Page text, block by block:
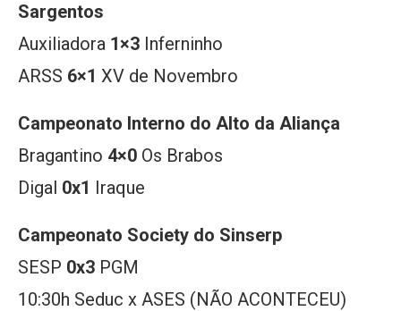
Sargentos
Auxiliadora 1×3 Inferninho
ARSS 6×1 XV de Novembro
Campeonato Interno do Alto da Aliança
Bragantino 4×0 Os Brabos
Digal 0x1 Iraque
Campeonato Society do Sinserp
SESP 0x3 PGM
10:30h Seduc x ASES (NÃO ACONTECEU)